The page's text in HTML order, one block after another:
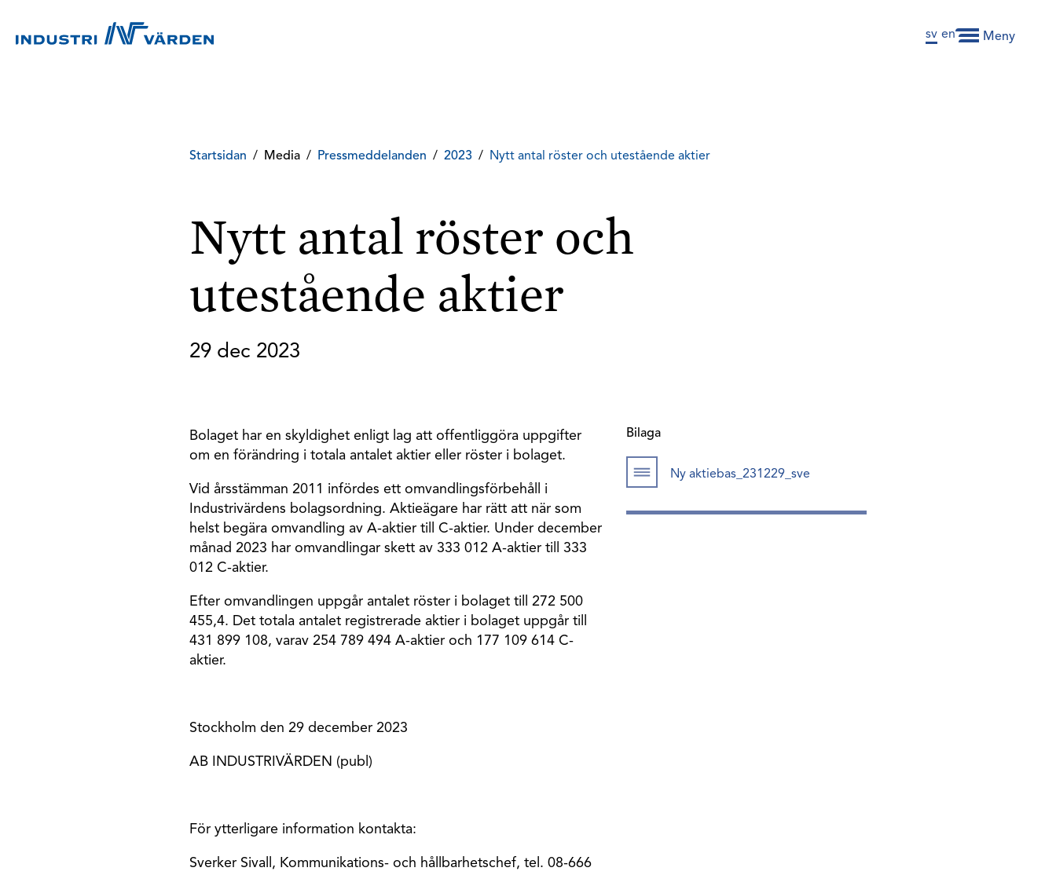
sv en Meny
Startsidan / Media / Pressmeddelanden / 2023 / Nytt antal röster och utestående aktier
Nytt antal röster och
utestående aktier
29 dec 2023
Bolaget har en skyldighet enligt lag att offentliggöra uppgifter
om en förändring i totala antalet aktier eller röster i bolaget.
Vid årsstämman 2011 infördes ett omvandlingsförbehåll i
Industrivärdens bolagsordning. Aktieägare har rätt att när som
helst begära omvandling av A-aktier till C-aktier. Under december
månad 2023 har omvandlingar skett av 333 012 A-aktier till 333
012 C-aktier.
Efter omvandlingen uppgår antalet röster i bolaget till 272 500
455,4. Det totala antalet registrerade aktier i bolaget uppgår till
431 899 108, varav 254 789 494 A-aktier och 177 109 614 C-
aktier.
Stockholm den 29 december 2023
AB INDUSTRIVÄRDEN (publ)
För ytterligare information kontakta:
Sverker Sivall, Kommunikations- och hållbarhetschef, tel. 08-666
Bilaga
Ny aktiebas_231229_sve